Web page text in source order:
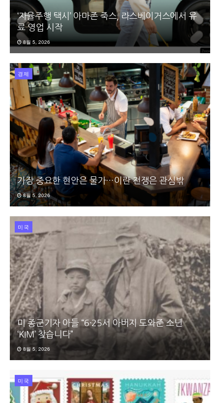
‘자율주행 택시’ 아마존 죽스, 라스베이거스에서 유
료 영업 시작
8월 5, 2026
경제
가장 중요한 현안은 물가…이란 전쟁은 관심밖
8월 5, 2026
미국
미 종군기자 아들 “6·25서 아버지 도와준 소년
‘KIM’ 찾습니다”
8월 5, 2026
미국